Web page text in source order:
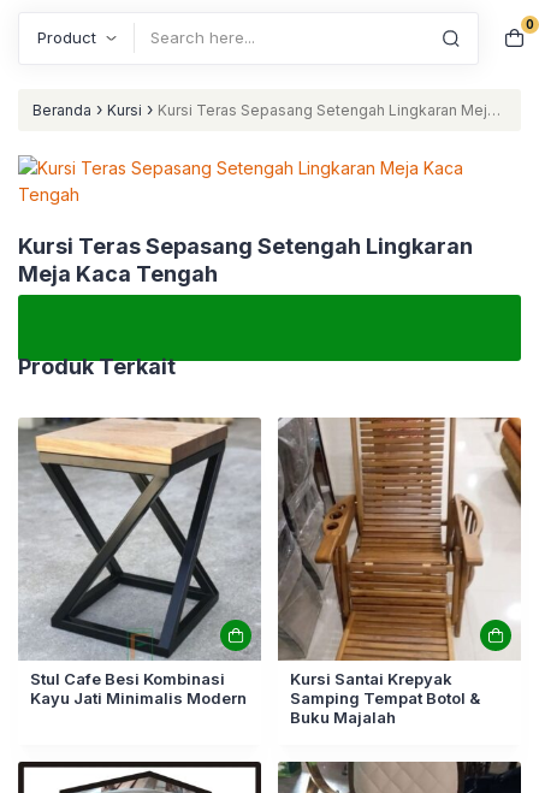
0
Beranda › Kursi › Kursi Teras Sepasang Setengah Lingkaran Meja
Kursi Teras Sepasang Setengah Lingkaran
Meja Kaca Tengah
Produk Terkait
Stul Cafe Besi Kombinasi
Kayu Jati Minimalis Modern
Kursi Santai Krepyak
Samping Tempat Botol &
Buku Majalah